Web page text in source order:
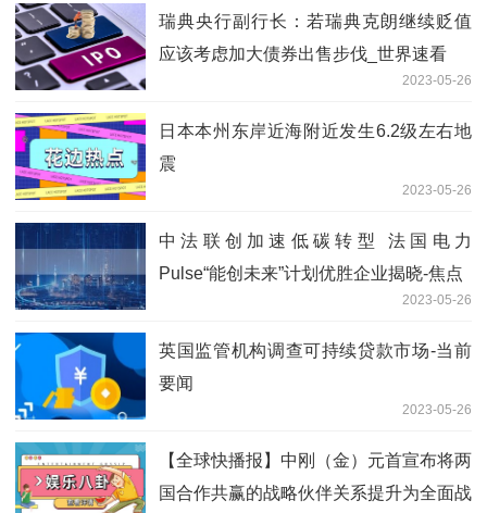
瑞典央行副行长：若瑞典克朗继续贬值
应该考虑加大债券出售步伐_世界速看
2023-05-26
日本本州东岸近海附近发生6.2级左右地
震
2023-05-26
中法联创加速低碳转型 法国电力
Pulse“能创未来”计划优胜企业揭晓-焦点
2023-05-26
英国监管机构调查可持续贷款市场-当前
要闻
2023-05-26
【全球快播报】中刚（金）元首宣布将两
国合作共赢的战略伙伴关系提升为全面战